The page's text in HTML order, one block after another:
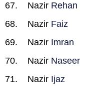
Nazir Rehan
Nazir Faiz
Nazir Imran
Nazir Naseer
Nazir Ijaz